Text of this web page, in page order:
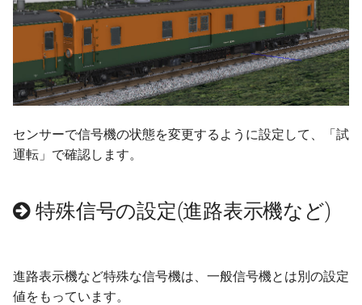
センサーで信号機の状態を変更するように設定して、「試
運転」で確認します。
特殊信号の設定(進路表示機など)
進路表示機など特殊な信号機は、一般信号機とは別の設定
値をもっています。